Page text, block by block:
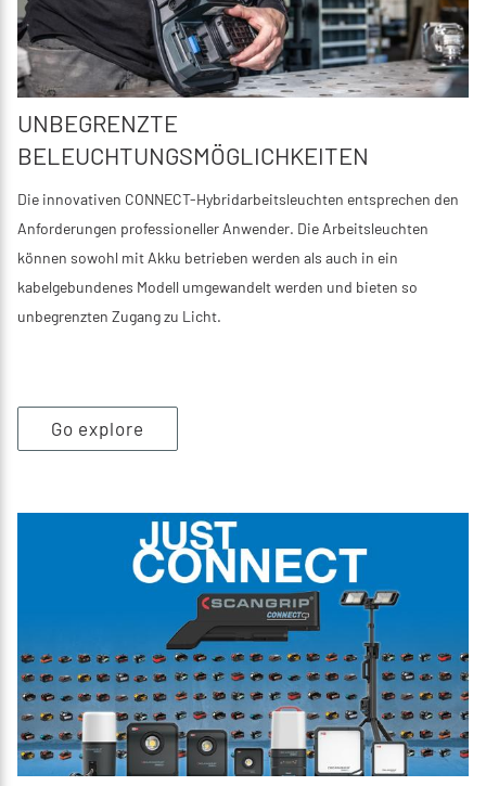
UNBEGRENZTE
BELEUCHTUNGSMÖGLICHKEITEN
Die innovativen CONNECT-Hybridarbeitsleuchten entsprechen den
Anforderungen professioneller Anwender. Die Arbeitsleuchten
können sowohl mit Akku betrieben werden als auch in ein
kabelgebundenes Modell umgewandelt werden und bieten so
unbegrenzten Zugang zu Licht.
Go explore